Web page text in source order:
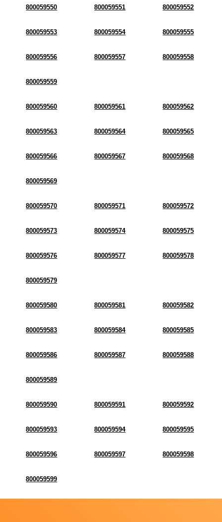
800059550 800059551 800059552
800059553 800059554 800059555
800059556 800059557 800059558
800059559
800059560 800059561 800059562
800059563 800059564 800059565
800059566 800059567 800059568
800059569
800059570 800059571 800059572
800059573 800059574 800059575
800059576 800059577 800059578
800059579
800059580 800059581 800059582
800059583 800059584 800059585
800059586 800059587 800059588
800059589
800059590 800059591 800059592
800059593 800059594 800059595
800059596 800059597 800059598
800059599